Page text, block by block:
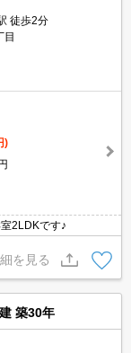
徒歩2分
目
)
2LDKです♪
を見る
築30年